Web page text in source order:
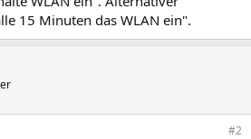
15 Minuten das WLAN ein".
#2